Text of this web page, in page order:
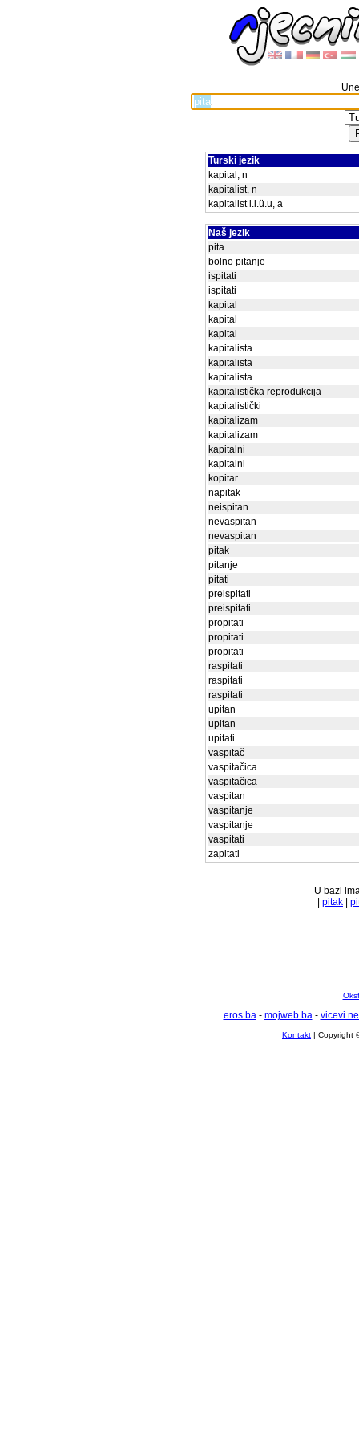
Turski jezik
kapital, n
kapitalist, n
kapitalist l.i.ü.u, a
Naš jezik
pita
bolno pitanje
ispitati
ispitati
kapital
kapital
kapital
kapitalista
kapitalista
kapitalista
kapitalistička reprodukcija
kapitalistički
kapitalizam
kapitalizam
kapitalni
kapitalni
kopitar
napitak
neispitan
nevaspitan
nevaspitan
pitak
pitanje
pitati
preispitati
preispitati
propitati
propitati
propitati
raspitati
raspitati
raspitati
upitan
upitan
upitati
vaspitač
vaspitačica
vaspitačica
vaspitan
vaspitanje
vaspitanje
vaspitati
zapitati
U bazi
pitak
eros.ba- mojweb.ba-
Kontakt | Copyright